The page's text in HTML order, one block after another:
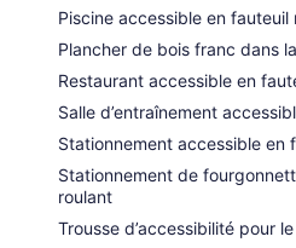
Piscine accessible en fauteuil
Plancher de bois franc dans
Restaurant accessible en
Salle d’entraînement
Stationnement accessible en
Stationnement de
roulant
Trousse d’accessibilité pour